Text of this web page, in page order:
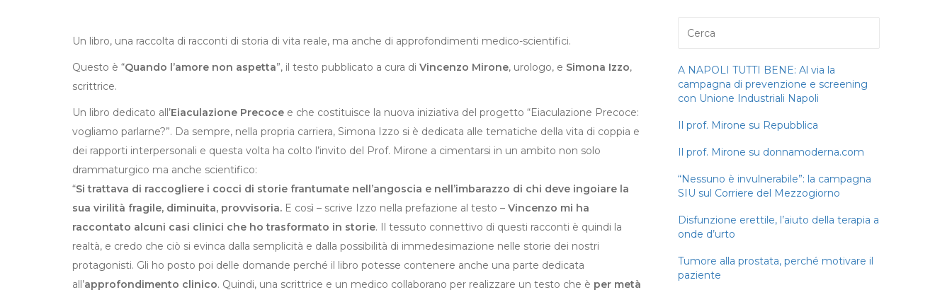
Un libro, una raccolta di racconti di storia di vita reale, ma anche di approfondimenti medico-scientifici.
Questo è “Quando l’amore non aspetta”, il testo pubblicato a cura di Vincenzo Mirone, urologo, e Simona Izzo,
scrittrice.
Un libro dedicato all’Eiaculazione Precoce e che costituisce la nuova iniziativa del progetto “Eiaculazione Precoce:
vogliamo parlarne?”. Da sempre, nella propria carriera, Simona Izzo si è dedicata alle tematiche della vita di coppia e
dei rapporti interpersonali e questa volta ha colto l’invito del Prof. Mirone a cimentarsi in un ambito non solo
drammaturgico ma anche scientifico:
“Si trattava di raccogliere i cocci di storie frantumate nell’angoscia e nell’imbarazzo di chi deve ingoiare la
sua virilità fragile, diminuita, provvisoria. E così – scrive Izzo nella prefazione al testo – Vincenzo mi ha
raccontato alcuni casi clinici che ho trasformato in storie. Il tessuto connettivo di questi racconti è quindi la
realtà, e credo che ciò si evinca dalla semplicità e dalla possibilità di immedesimazione nelle storie dei nostri
protagonisti. Gli ho posto poi delle domande perché il libro potesse contenere anche una parte dedicata
all’approfondimento clinico. Quindi, una scrittrice e un medico collaborano per realizzare un testo che è per metà
A NAPOLI TUTTI BENE: Al via la
campagna di prevenzione e screening
con Unione Industriali Napoli
Il prof. Mirone su Repubblica
Il prof. Mirone su donnamoderna.com
“Nessuno è invulnerabile”: la campagna
SIU sul Corriere del Mezzogiorno
Disfunzione erettile, l’aiuto della terapia a
onde d’urto
Tumore alla prostata, perché motivare il
paziente